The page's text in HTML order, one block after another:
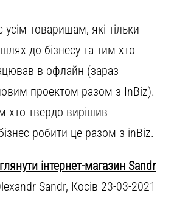
товаришам, які тільки
до бізнесу та тим хто
в офлайн (зараз
проектом разом з InBiz).
хто твердо вирішив
робити це разом з inBiz.
інтернет-магазин Sandr
Sandr, Косів 23-03-2021